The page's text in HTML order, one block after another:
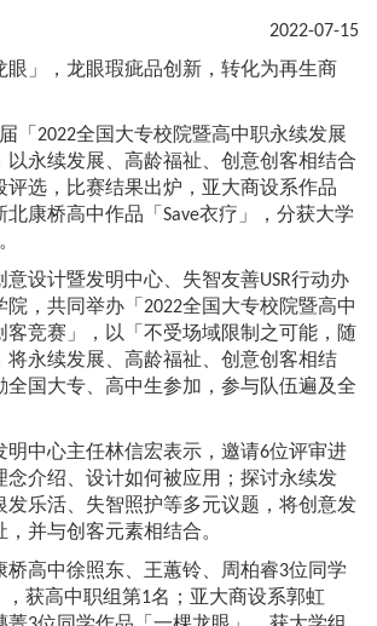
2022-07-15
眼」，龙眼瑕疵品创新，转化为再生商
「2022全国大专校院暨高中职永续发展
以永续发展、高龄福祉、创意创客相结合
评选，比赛结果出炉，亚大商设系作品
北康桥高中作品「Save衣疗」，分获大学
设计暨发明中心、失智友善USR行动办
，共同举办「2022全国大专校院暨高中
客竞赛」，以「不受场域限制之可能，随
将永续发展、高龄福祉、创意创客相结
全国大专、高中生参加，参与队伍遍及全
明中心主任林信宏表示，邀请6位评审进
念介绍、设计如何被应用；探讨永续发
发乐活、失智照护等多元议题，将创意发
并与创客元素相结合。
桥高中徐照东、王蕙铃、周柏睿3位同学
，获高中职组第1名；亚大商设系郭虹